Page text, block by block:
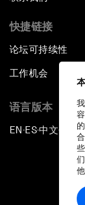
快捷链接
论坛可持续性
工作机会
语言版本
EN ▪ES▪中文▪ 日本